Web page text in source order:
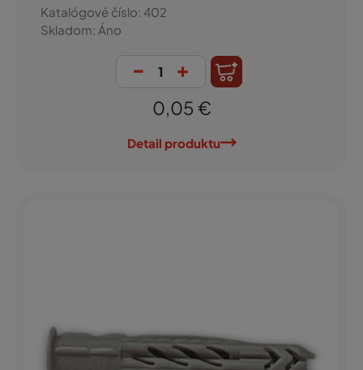
Katalógové číslo: 402
Skladom: Áno
- +
0,05 €
Detail produktu